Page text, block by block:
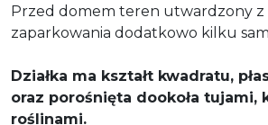
Przed domem teren utwardzony z
zaparkowania dodatkowo kilku
Działka ma kształt kwadratu,
oraz porośnięta dookoła tujami,
roślinami.